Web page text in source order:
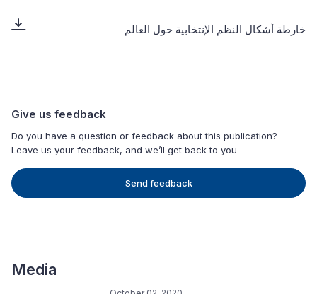
خارطة أشكال النظم الإنتخابية حول العالم
Give us feedback
Do you have a question or feedback about this publication?
Leave us your feedback, and we’ll get back to you
Send feedback
Media